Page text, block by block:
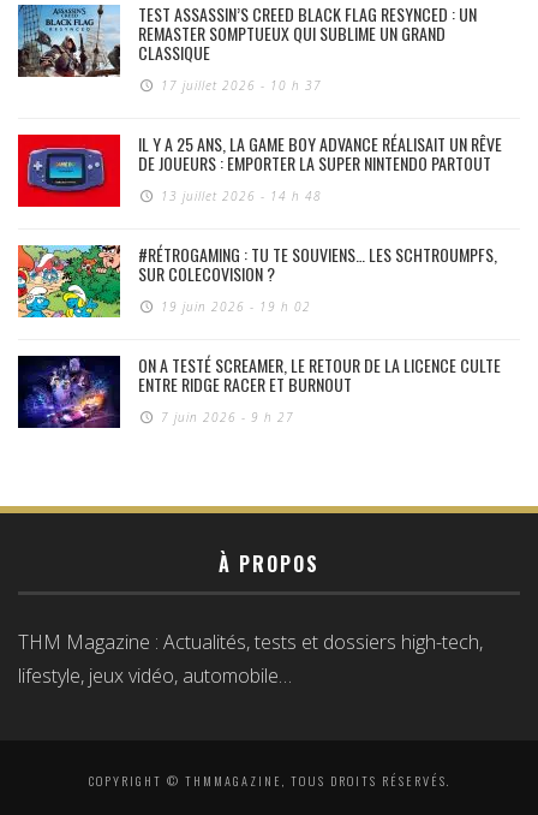
TEST ASSASSIN’S CREED BLACK FLAG RESYNCED : UN
REMASTER SOMPTUEUX QUI SUBLIME UN GRAND
CLASSIQUE
17 juillet 2026 - 10 h 37
IL Y A 25 ANS, LA GAME BOY ADVANCE RÉALISAIT UN RÊVE
DE JOUEURS : EMPORTER LA SUPER NINTENDO PARTOUT
13 juillet 2026 - 14 h 48
#RÉTROGAMING : TU TE SOUVIENS… LES SCHTROUMPFS,
SUR COLECOVISION ?
19 juin 2026 - 19 h 02
ON A TESTÉ SCREAMER, LE RETOUR DE LA LICENCE CULTE
ENTRE RIDGE RACER ET BURNOUT
7 juin 2026 - 9 h 27
À PROPOS
THM Magazine : Actualités, tests et dossiers high-tech,
lifestyle, jeux vidéo, automobile…
COPYRIGHT © THMMAGAZINE, TOUS DROITS RÉSERVÉS.